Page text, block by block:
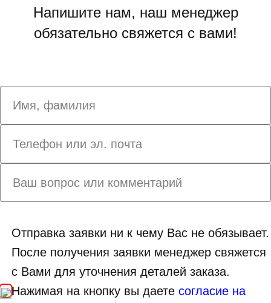
Напишите нам, наш менеджер
обязательно свяжется с вами!
Отправка заявки ни к чему Вас не обязывает.
После получения заявки менеджер свяжется
с Вами для уточнения деталей заказа.
Нажимая на кнопку вы даетесогласие на